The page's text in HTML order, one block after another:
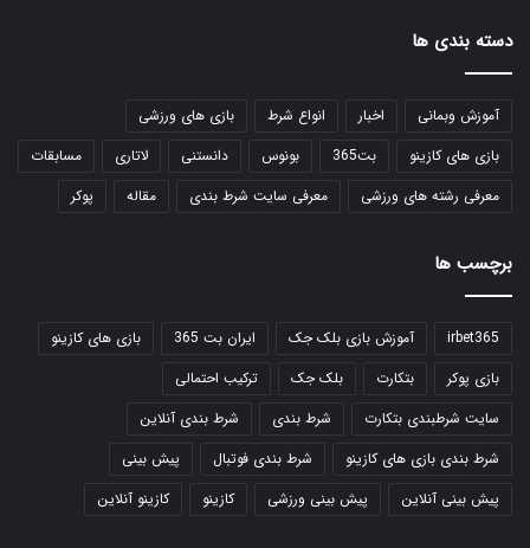
دسته بندی ها
آموزش وبمانی اخبار انواع شرط
بازی های ورزشی
بازی های کازینو
بت365 بونوس دانستنی لاتاری
مسابقات
معرفی رشته های ورزشی
معرفی سایت شرط بندی مقاله پوکر
برچسب ها
irbet365 آموزش بازی بلک جک ایران بت 365
بازی های کازینو
بازی پوکر
بتکارت بلک جک
ترکیب احتمالی
سایت شرطبندی بتکارت
شرط بندی
شرط بندی آنلاین
شرط بندی بازی های کازینو
شرط بندی فوتبال
پیش بینی
پیش بینی آنلاین
پیش بینی ورزشی کازینو کازینو آنلاین